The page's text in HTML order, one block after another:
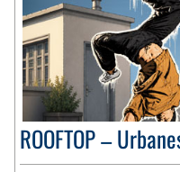
ROOFTOP –